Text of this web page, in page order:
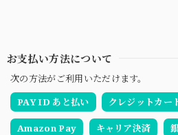
お支払い方法について
次の方法がご利用いただけます。
PAY ID あと払い
クレジットカー
Amazon Pay キャリア決済